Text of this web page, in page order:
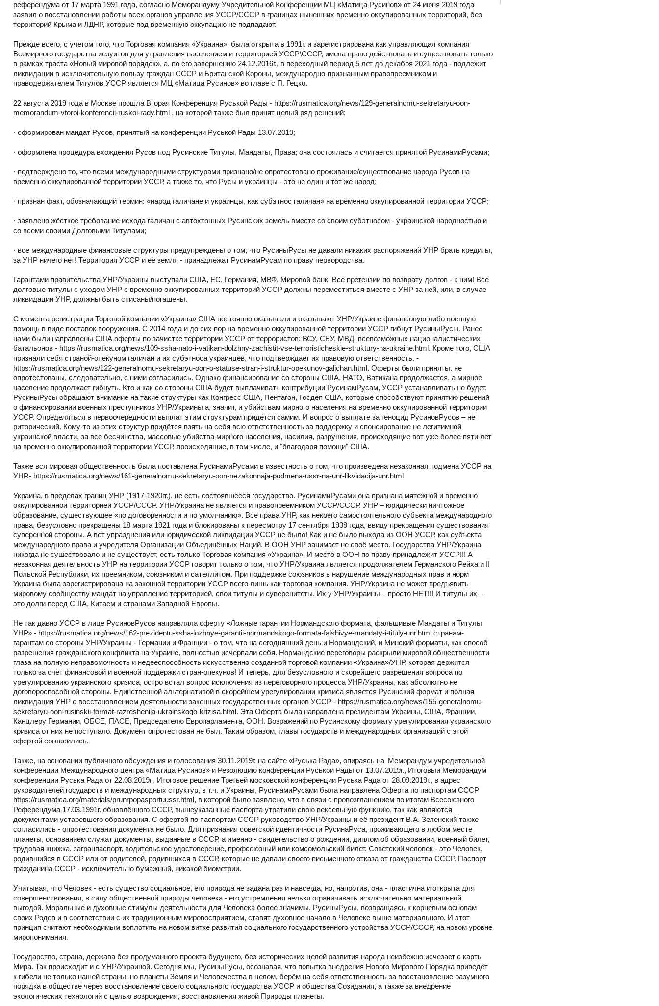
референдума от 17 марта 1991 года, согласно Меморандуму Учредительной Конференции МЦ «Матица Русинов» от 24 июня 2019 года
заявил о восстановлении работы всех органов управления УССР/СССР в границах нынешних временно оккупированных территорий, без
территорий Крыма и ЛДНР, которые под временную оккупацию не подпадают.
Прежде всего, с учетом того, что Торговая компания «Украина», была открыта в 1991г. и зарегистрирована как управляющая компания
Всемирного государства иезуитов для управления населением и территорией УССР\СССР, имела право действовать и существовать только
в рамках траста «Новый мировой порядок», а, по его завершению 24.12.2016г., в переходный период 5 лет до декабря 2021 года - подлежит
ликвидации в исключительную пользу граждан СССР и Британской Короны, международно-признанным правопреемником и
праводержателем Титулов УССР является МЦ «Матица Русинов» во главе с П. Гецко.
22 августа 2019 года в Москве прошла Вторая Конференция Руськой Рады - https://rusmatica.org/news/129-generalnomu-sekretaryu-oon-
memorandum-vtoroi-konferencii-ruskoi-rady.html , на которой также был принят целый ряд решений:
· сформирован мандат Русов, принятый на конференции Руськой Рады 13.07.2019;
· оформлена процедура вхождения Русов под Русинские Титулы, Мандаты, Права; она состоялась и считается принятой РусинамиРусами;
· подтверждено то, что всеми международными структурами признано/не опротестовано проживание/существование народа Русов на
временно оккупированной территории УССР, а также то, что Русы и украинцы - это не один и тот же народ;
· признан факт, обозначающий термин: «народ галичане и украинцы, как субэтнос галичан» на временно оккупированной территории УССР;
· заявлено жёсткое требование исхода галичан с автохтонных Русинских земель вместе со своим субэтносом - украинской народностью и
со всеми своими Долговыми Титулами;
· все международные финансовые структуры предупреждены о том, что РусиныРусы не давали никаких распоряжений УНР брать кредиты,
за УНР ничего нет! Территория УССР и её земля - принадлежат РусинамРусам по праву первородства.
Гарантами правительства УНР/Украины выступали США, ЕС, Германия, МВФ, Мировой банк. Все претензии по возврату долгов - к ним! Все
долговые титулы с уходом УНР с временно оккупированных территорий УССР должны переместиться вместе с УНР за ней, или, в случае
ликвидации УНР, должны быть списаны/погашены.
С момента регистрации Торговой компании «Украина» США постоянно оказывали и оказывают УНР/Украине финансовую либо военную
помощь в виде поставок вооружения. С 2014 года и до сих пор на временно оккупированной территории УССР гибнут РусиныРусы. Ранее
нами были направлены США оферты по зачистке территории УССР от террористов: ВСУ, СБУ, МВД, всевозможных националистических
батальонов - https://rusmatica.org/news/109-ssha-nato-i-vatikan-dolzhny-zachistit-vse-terroristicheskie-struktury-na-ukraine.html. Кроме того, США
признали себя страной-опекуном галичан и их субэтноса украинцев, что подтверждает их правовую ответственность. -
https://rusmatica.org/news/122-generalnomu-sekretaryu-oon-o-statuse-stran-i-struktur-opekunov-galichan.html. Оферты были приняты, не
опротестованы, следовательно, с ними согласились. Однако финансирование со стороны США, НАТО, Ватикана продолжается, а мирное
население продолжает гибнуть. Кто и как со стороны США будет выплачивать контрибуции РусинамРусам, УССР устанавливать не будет.
РусиныРусы обращают внимание на такие структуры как Конгресс США, Пентагон, Госдеп США, которые способствуют принятию решений
о финансировании военных преступников УНР/Украины а, значит, и убийствам мирного населения на временно оккупированной территории
УССР. Определяться в первоочередности выплат этим структурам придётся самим. И вопрос о выплате за геноцид РусиновРусов – не
риторический. Кому-то из этих структур придётся взять на себя всю ответственность за поддержку и спонсирование не легитимной
украинской власти, за все бесчинства, массовые убийства мирного населения, насилия, разрушения, происходящие вот уже более пяти лет
на временно оккупированной территории УССР, происходящие, в том числе, и "благодаря помощи" США.
Также вся мировая общественность была поставлена РусинамиРусами в известность о том, что произведена незаконная подмена УССР на
УНР.- https://rusmatica.org/news/161-generalnomu-sekretaryu-oon-nezakonnaja-podmena-ussr-na-unr-likvidacija-unr.html
Украина, в пределах границ УНР (1917-1920гг.), не есть состоявшееся государство. РусинамиРусами она признана мятежной и временно
оккупированной территорией УССР/СССР. УНР/Украина не является и правопреемником УССР/СССР. УНР – юридически ничтожное
образование, существующее «по договоренности и по умолчанию». Все права УНР, как некоего самостоятельного субъекта международного
права, безусловно прекращены 18 марта 1921 года и блокированы к пересмотру 17 сентября 1939 года, ввиду прекращения существования
суверенной стороны. А вот упразднения или юридической ликвидации УССР не было! Как и не было выхода из ООН УССР, как субъекта
международного права и учредителя Организации Объединённых Наций. В ООН УНР занимает не своё место. Государства УНР/Украина
никогда не существовало и не существует, есть только Торговая компания «Украина». И место в ООН по праву принадлежит УССР!!! А
незаконная деятельность УНР на территории УССР говорит только о том, что УНР/Украина является продолжателем Германского Рейха и II
Польской Республики, их преемником, союзником и сателлитом. При поддержке союзников в нарушение международных прав и норм
Украина была зарегистрирована на законной территории УССР всего лишь как торговая компания. УНР/Украина не может предъявить
мировому сообществу мандат на управление территорией, свои титулы и суверенитеты. Их у УНР/Украины – просто НЕТ!!! И титулы их –
это долги перед США, Китаем и странами Западной Европы.
Не так давно УССР в лице РусиновРусов направляла оферту «Ложные гарантии Нормандского формата, фальшивые Мандаты и Титулы
УНР» - https://rusmatica.org/news/162-prezidentu-ssha-lozhnye-garantii-normandskogo-formata-falshivye-mandaty-i-tituly-unr.html странам-
гарантам со стороны УНР/Украины - Германии и Франции - о том, что на сегодняшний день и Нормандский, и Минский форматы, как способ
разрешения гражданского конфликта на Украине, полностью исчерпали себя. Нормандские переговоры раскрыли мировой общественности
глаза на полную неправомочность и недееспособность искусственно созданной торговой компании «Украина»/УНР, которая держится
только за счёт финансовой и военной поддержки стран-опекунов! И теперь, для безусловного и скорейшего разрешения вопроса по
урегулированию украинского кризиса, остро встал вопрос исключения из переговорного процесса УНР/Украины, как абсолютно не
договороспособной стороны. Единственной альтернативой в скорейшем урегулировании кризиса является Русинский формат и полная
ликвидация УНР с восстановлением деятельности законных государственных органов УССР - https://rusmatica.org/news/155-generalnomu-
sekretaryu-oon-rusinskii-format-razreshenija-ukrainskogo-krizisa.html. Эта Оферта была направлена президентам Украины, США, Франции,
Канцлеру Германии, ОБСЕ, ПАСЕ, Председателю Европарламента, ООН. Возражений по Русинскому формату урегулирования украинского
кризиса от них не поступало. Документ опротестован не был. Таким образом, главы государств и международных организаций с этой
офертой согласились.
Также, на основании публичного обсуждения и голосования 30.11.2019г. на сайте «Руська Рада», опираясь на Меморандум учредительной
конференции Международного центра «Матица Русинов» и Резолюцию конференции Руськой Рады от 13.07.2019г., Итоговый Меморандум
конференции Руська Рада от 22.08.2019г., Итоговое решение Третьей московской конференции Руська Рада от 28.09.2019г., в адрес
руководителей государств и международных структур, в т.ч. и Украины, РусинамиРусами была направлена Оферта по паспортам СССР
https://rusmatica.org/materials/prunrpopasportuussr.html, в которой было заявлено, что в связи с провозглашением по итогам Всесоюзного
Референдума 17.03.1991г. обновлённого СССР, вышеуказанные паспорта утратили свою вексельную функцию, так как являются
документами устаревшего образования. С офертой по паспортам СССР руководство УНР/Украины и её президент В.А. Зеленский также
согласились - опротестования документа не было. Для признания советской идентичности РусинаРуса, проживающего в любом месте
планеты, основанием служат документы, выданные в СССР, а именно - свидетельство о рождении, диплом об образовании, военный билет,
трудовая книжка, загранпаспорт, водительское удостоверение, профсоюзный или комсомольский билет. Советский человек - это Человек,
родившийся в СССР или от родителей, родившихся в СССР, которые не давали своего письменного отказа от гражданства СССР. Паспорт
гражданина СССР - исключительно бумажный, никакой биометрии.
Учитывая, что Человек - есть существо социальное, его природа не задана раз и навсегда, но, напротив, она - пластична и открыта для
совершенствования, в силу общественной природы человека - его устремления нельзя ограничивать исключительно материальной
выгодой. Моральные и духовные стимулы деятельности для Человека более значимы. РусиныРусы, возвращаясь к корневым основам
своих Родов и в соответствии с их традиционным мировосприятием, ставят духовное начало в Человеке выше материального. И этот
принцип считают необходимым воплотить на новом витке развития социального государственного устройства УССР/СССР, на новом уровне
миропонимания.
Государство, страна, держава без продуманного проекта будущего, без исторических целей развития народа неизбежно исчезает с карты
Мира. Так происходит и с УНР/Украиной. Сегодня мы, РусиныРусы, осознавая, что попытка внедрения Нового Мирового Порядка приведёт
к гибели не только нашей страны, но планеты Земля и Человечества в целом, берём на себя ответственность за восстановление разумного
порядка в обществе через восстановление своего социального государства УССР и общества Созидания, а также за внедрение
экологических технологий с целью возрождения, восстановления живой Природы планеты.